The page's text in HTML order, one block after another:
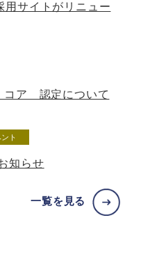
用サイトがリニュー
コア 認定について
ト
知らせ
一覧を見る